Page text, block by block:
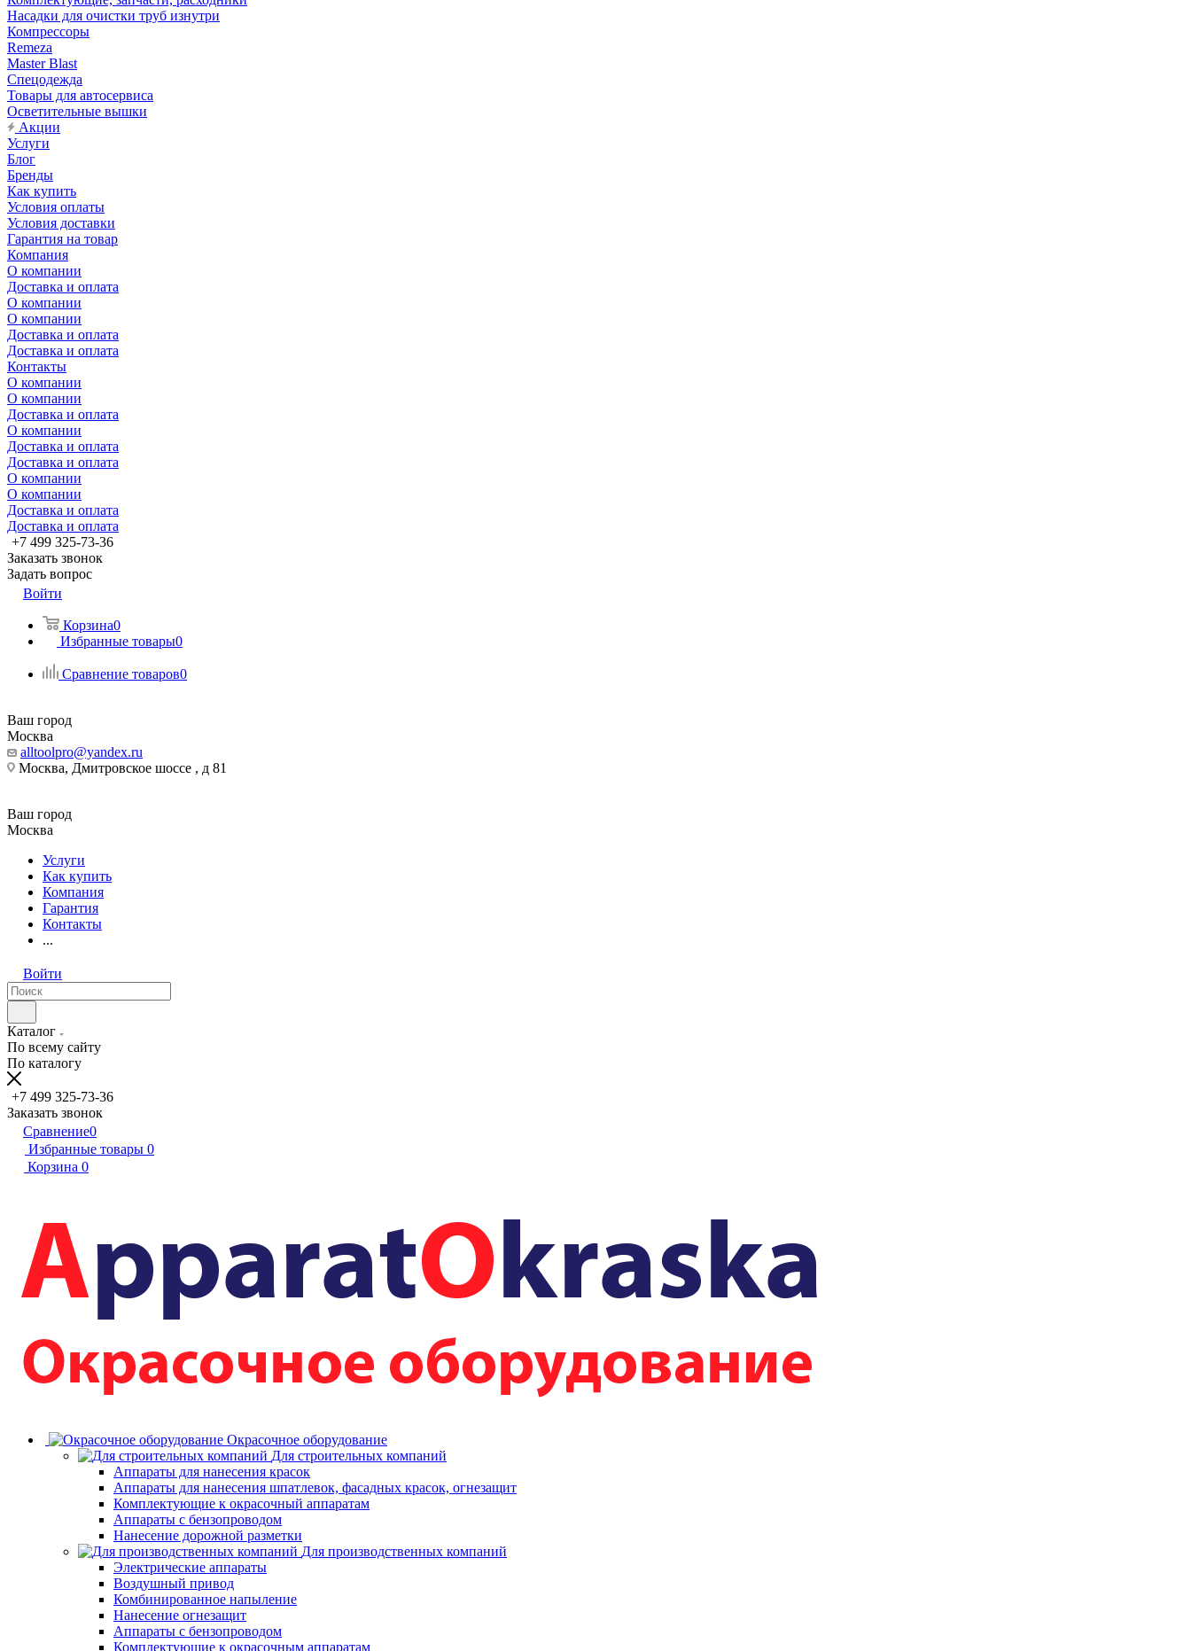
Насадки для очистки труб изнутри
Компрессоры
Remeza
Master Blast
Спецодежда
Товары для автосервиса
Осветительные вышки
Акции
Услуги
Блог
Бренды
Как купить
Условия оплаты
Условия доставки
Гарантия на товар
Компания
О компании
Доставка и оплата
О компании
О компании
Доставка и оплата
Доставка и оплата
Контакты
О компании
О компании
Доставка и оплата
О компании
Доставка и оплата
Доставка и оплата
О компании
О компании
Доставка и оплата
Доставка и оплата
+7 499 325-73-36
Заказать звонок
Задать вопрос
Войти
Корзина0
Избранные товары0
Сравнение товаров0
Ваш город
Москва
alltoolpro@yandex.ru
Москва, Дмитровское шоссе , д 81
Ваш город
Москва
Услуги
Как купить
Компания
Гарантия
Контакты
...
Войти
Каталог
По всему сайту
По каталогу
+7 499 325-73-36
Заказать звонок
Сравнение0
Избранные товары 0
Корзина 0
Окрасочное оборудование
Для строительных компаний
Аппараты для нанесения красок
Аппараты для нанесения шпатлевок, фасадных красок, огнезащит
Комплектующие к окрасочный аппаратам
Аппараты с бензопроводом
Нанесение дорожной разметки
Для производственных компаний
Электрические аппараты
Воздушный привод
Комбинированное напыление
Нанесение огнезащит
Аппараты с бензопроводом
Комплектующие к окрасочным аппаратам